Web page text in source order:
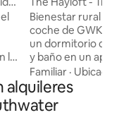
la
se
minutos de
Bienestar rural a
coche de GWK. Cama tamaño king en
un dormitorio
y baño en un
privado. La sala de estar tiene un sofá
cama en forma
baño, por lo que
dormitorio para
Familiar ·
alquileres